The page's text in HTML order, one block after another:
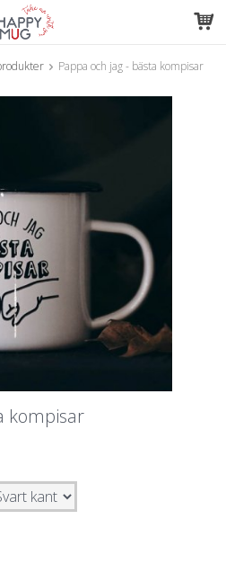
Pappa och jag - bästa kompisar
kompisar